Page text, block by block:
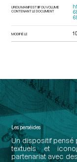
URI DU MANIFEST IIIF DU VOLUME
CONTENANT LE DOCUMENT
MODIFIÉ LE
Les perséides
Un dispositif pensé
textuels et
partenariat avec